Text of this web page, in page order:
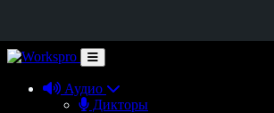
Аудио
Дикторы